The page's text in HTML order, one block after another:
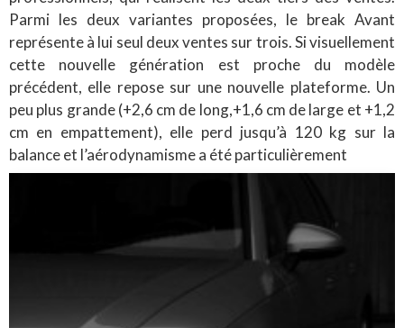
Parmi les deux variantes proposées, le break Avant
représente à lui seul deux ventes sur trois. Si visuellement
cette nouvelle génération est proche du modèle
précédent, elle repose sur une nouvelle plateforme. Un
peu plus grande (+2,6 cm de long,+1,6 cm de large et +1,2
cm en empattement), elle perd jusqu’à 120 kg sur la
balance et l’aérodynamisme a été particulièrement